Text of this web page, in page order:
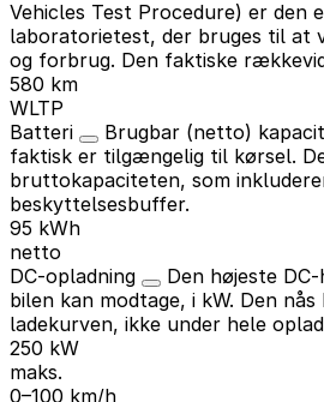
Vehicles Test Procedure) er den
laboratorietest, der bruges til at
og forbrug. Den faktiske
580 km
WLTP
Batteri
Brugbar (netto)
faktisk er tilgængelig til kørsel.
bruttokapaciteten, som
beskyttelsesbuffer.
95 kWh
netto
DC-opladning
Den højeste
bilen kan modtage, i kW. Den
ladekurven, ikke under hele
250 kW
maks.
0–100 km/h